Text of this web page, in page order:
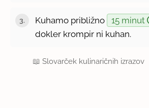
Kuhamo približno 15 minut
dokler krompir ni kuhan.
📖Slovarček kulinaričnih izrazov